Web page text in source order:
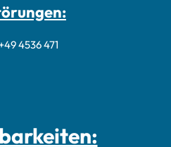
+49 4536 471